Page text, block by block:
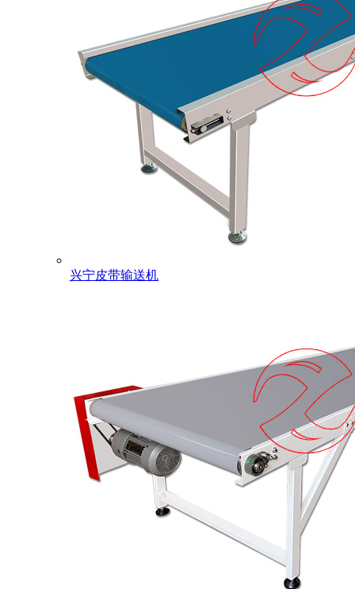
兴宁皮带输送机